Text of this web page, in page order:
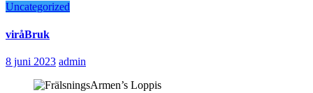
Uncategorized
viråBruk
8 juni 2023 admin